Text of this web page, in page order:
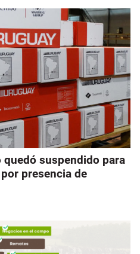
suspendido para
presencia de